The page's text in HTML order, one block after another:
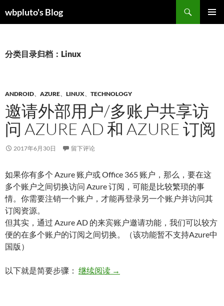
至wbpluto's Blog
索
分类目录归档：Linux
ANDROID、 AZURE、 LINUX、 TECHNOLOGY
邀请外部用户/多账户共享访
问 AZURE AD 和 AZURE 订阅
2017年6月30日 留下评论
如果你有多个 Azure 账户或 Office 365 账户，那么，要在这
多个账户之间切换访问 Azure 订阅，可能是比较繁琐的事
情。你需要注销一个账户，才能再登录另一个账户并访问其
订阅资源。
但其实，通过 Azure AD 的来宾账户邀请功能，我们可以较方
便的在多个账户的订阅之间切换。（该功能暂不支持Azure中
国版）
以下就是简要步骤： 继续阅读邀请外部用户/多账户共享访问
→